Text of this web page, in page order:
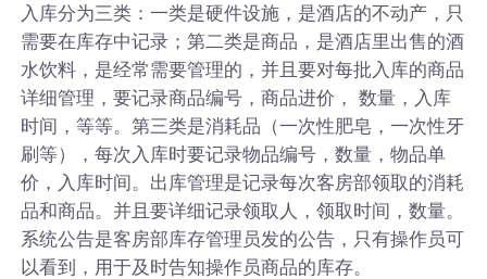
入库分为三类：一类是硬件设施，是酒店的不动产，只
需要在库存中记录；第二类是商品，是酒店里出售的酒
水饮料，是经常需要管理的，并且要对每批入库的商品
详细管理，要记录商品编号，商品进价， 数量，入库
时间，等等。第三类是消耗品（一次性肥皂，一次性牙
刷等），每次入库时要记录物品编号，数量，物品单
价，入库时间。出库管理是记录每次客房部领取的消耗
品和商品。并且要详细记录领取人，领取时间，数量。
系统公告是客房部库存管理员发的公告，只有操作员可
以看到，用于及时告知操作员商品的库存。